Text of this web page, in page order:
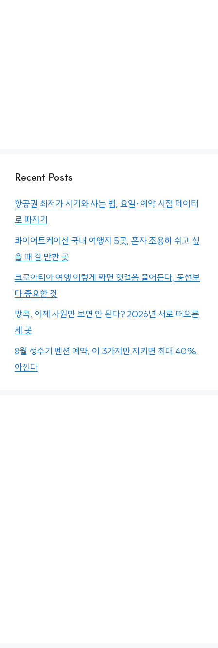
Recent Posts
항공권 최저가 시기와 사는 법, 요일·예약 시점 데이터
로 따지기
콰이어트케이션 국내 여행지 5곳, 혼자 조용히 쉬고 싶
을 때 갈 만한 곳
크로아티아 여행 이렇게 짜면 헛걸음 줄어든다, 동선보
다 중요한 것
방콕, 이제 사원만 보면 안 된다? 2026년 새로 떠오른
세 곳
8월 성수기 펜션 예약, 이 3가지만 지키면 최대 40%
아낀다